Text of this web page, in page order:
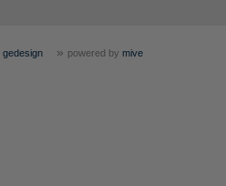
gedesign » powered by mive